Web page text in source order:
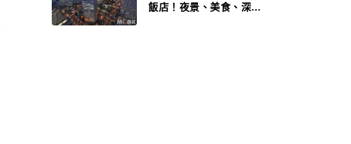
飯店！夜景、美食、深夜